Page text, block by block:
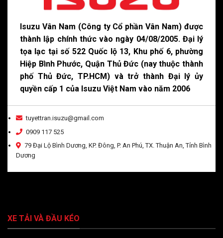
Isuzu Vân Nam (Công ty Cổ phần Vân Nam) được
thành lập chính thức vào ngày 04/08/2005. Đại lý
tọa lạc tại số 522 Quốc lộ 13, Khu phố 6, phường
Hiệp Bình Phước, Quận Thủ Đức (nay thuộc thành
phố Thủ Đức, TP.HCM) và trở thành Đại lý ủy
quyền cấp 1 của Isuzu Việt Nam vào năm 2006
tuyettran.isuzu@gmail.com
0909 117 525
79 Đại Lộ Bình Dương, KP. Đông, P. An Phú, TX. Thuận An, Tỉnh Bình
Dương
XE TẢI VÀ ĐẦU KÉO